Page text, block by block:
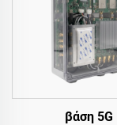
βάση 5G